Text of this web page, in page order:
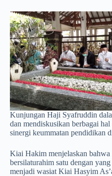
Kunjungan Haji Syafruddin
dan mendiskusikan berbagai
sinergi keummatan pendidikan
Kiai Hakim menjelaskan bahwa
bersilaturahim satu dengan
menjadi wasiat Kiai Hasyim